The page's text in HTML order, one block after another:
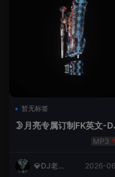
暂无标签
🌛月亮专属订制FK英文-
💎DJ老王
2026-